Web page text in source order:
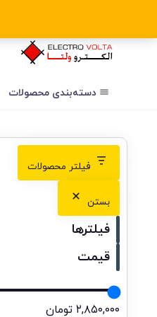
دسته‌بندی‌ محصولات
فیلتر محصولات
بستن
فیلترها
قیمت
۲,۸۵۰,۰۰۰ تومان